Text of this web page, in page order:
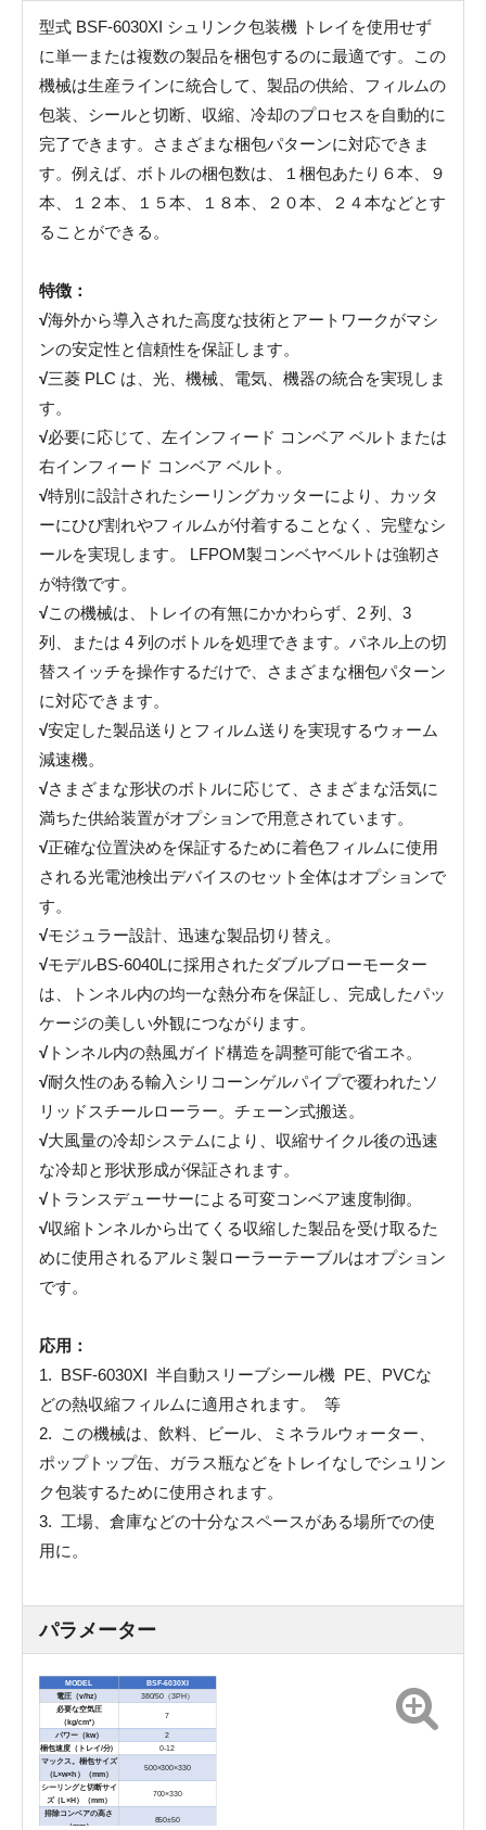
型式 BSF-6030XI シュリンク包装機 トレイを使用せず
に単一または複数の製品を梱包するのに最適です。この
機械は生産ラインに統合して、製品の供給、フィルムの
包装、シールと切断、収縮、冷却のプロセスを自動的に
完了できます。さまざまな梱包パターンに対応できま
す。例えば、ボトルの梱包数は、１梱包あたり６本、９
本、１２本、１５本、１８本、２０本、２４本などとす
ることができる。
特徴：
√海外から導入された高度な技術とアートワークがマシ
ンの安定性と信頼性を保証します。
√三菱 PLC は、光、機械、電気、機器の統合を実現しま
す。
√必要に応じて、左インフィード コンベア ベルトまたは
右インフィード コンベア ベルト。
√特別に設計されたシーリングカッターにより、カッタ
ーにひび割れやフィルムが付着することなく、完璧なシ
ールを実現します。 LFPOM製コンベヤベルトは強靭さ
が特徴です。
√この機械は、トレイの有無にかかわらず、2 列、3
列、または 4 列のボトルを処理できます。パネル上の切
替スイッチを操作するだけで、さまざまな梱包パターン
に対応できます。
√安定した製品送りとフィルム送りを実現するウォーム
減速機。
√さまざまな形状のボトルに応じて、さまざまな活気に
満ちた供給装置がオプションで用意されています。
√正確な位置決めを保証するために着色フィルムに使用
される光電池検出デバイスのセット全体はオプションで
す。
√モジュラー設計、迅速な製品切り替え。
√モデルBS-6040Lに採用されたダブルブローモーター
は、トンネル内の均一な熱分布を保証し、完成したパッ
ケージの美しい外観につながります。
√トンネル内の熱風ガイド構造を調整可能で省エネ。
√耐久性のある輸入シリコーンゲルパイプで覆われたソ
リッドスチールローラー。チェーン式搬送。
√大風量の冷却システムにより、収縮サイクル後の迅速
な冷却と形状形成が保証されます。
√トランスデューサーによる可変コンベア速度制御。
√収縮トンネルから出てくる収縮した製品を受け取るた
めに使用されるアルミ製ローラーテーブルはオプション
です。
応用：
1. BSF-6030XI 半自動スリーブシール機 PE、PVCな
どの熱収縮フィルムに適用されます。 等
2. この機械は、飲料、ビール、ミネラルウォーター、
ポップトップ缶、ガラス瓶などをトレイなしでシュリン
ク包装するために使用されます。
3. 工場、倉庫などの十分なスペースがある場所での使
用に。
パラメーター
MODEL
BSF-6030XI
電圧（v/hz）
380/50（3PH）
必要な空気圧
（kg/cm³）
7
パワー（kw） 2
梱包速度（トレイ/分）
0-12
マックス。梱包サイズ
（L×w×h）（mm）
500×300×330
シーリングと切断サイ
ズ（L×H）（mm）
700×330
排除コンベアの高さ
（mm）
850±50